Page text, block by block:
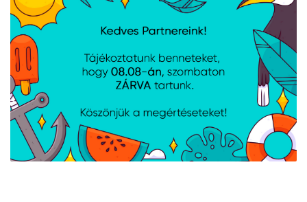
TESLA okos sziréna
Cikkszám:
TSL-SEN-SIREN
Akkumulátor: 3,7 V-os lítium akkumulátor (beépített tartalék
akkumulátor), Akkumulátor élettartama: kb. 24 óra, Áramellátás:
Adapter 12 V / 1 A, Li-Ion 3,7 V (beépített tartalék), Csatlakozás:
Zigbee